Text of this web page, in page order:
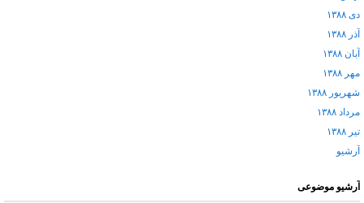
دی ۱۳۸۸
آذر ۱۳۸۸
آبان ۱۳۸۸
مهر ۱۳۸۸
شهریور ۱۳۸۸
مرداد ۱۳۸۸
تیر ۱۳۸۸
آرشيو
آرشیو موضوعی